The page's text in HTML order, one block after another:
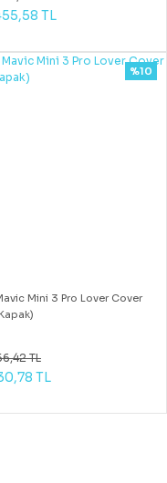
TL
Mini 3 Pro Lover Cover
%10
TL
TL